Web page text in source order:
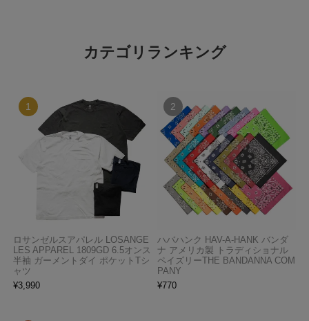
カテゴリランキング
ロサンゼルスアパレル LOSANGE
LES APPAREL 1809GD 6.5オンス
半袖 ガーメントダイ ポケットTシ
ャツ
¥3,990
ハバハンク HAV-A-HANK バンダ
ナ アメリカ製 トラディショナル
ペイズリーTHE BANDANNA COM
PANY
¥770